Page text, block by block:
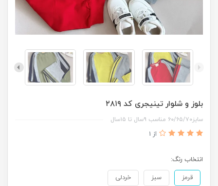
بلوز و شلوار تینیجری کد ۲۸۱۹
سایز۶۰/۶۵/۷۰ مناسب ۹سال تا ۱۵سال
از 1
انتخاب رنگ:
قرمز سبز خردلی